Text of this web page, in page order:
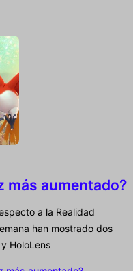
más aumentado?
a la Realidad
han mostrado dos
HoloLens